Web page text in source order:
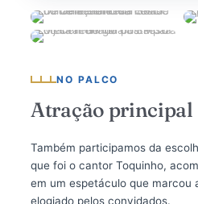
NO PALCO
Atração principal
Também participamos da
que foi o cantor Toquinho,
em um espetáculo que marcou
elogiado pelos convidados.